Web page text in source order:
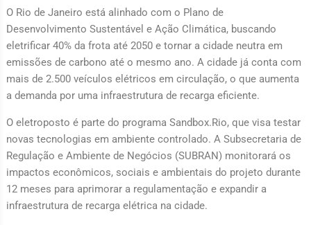
O Rio de Janeiro está alinhado com o Plano de
Desenvolvimento Sustentável e Ação Climática, buscando
eletrificar 40% da frota até 2050 e tornar a cidade neutra em
emissões de carbono até o mesmo ano. A cidade já conta com
mais de 2.500 veículos elétricos em circulação, o que aumenta
a demanda por uma infraestrutura de recarga eficiente.
O eletroposto é parte do programa Sandbox.Rio, que visa testar
novas tecnologias em ambiente controlado. A Subsecretaria de
Regulação e Ambiente de Negócios (SUBRAN) monitorará os
impactos econômicos, sociais e ambientais do projeto durante
12 meses para aprimorar a regulamentação e expandir a
infraestrutura de recarga elétrica na cidade.